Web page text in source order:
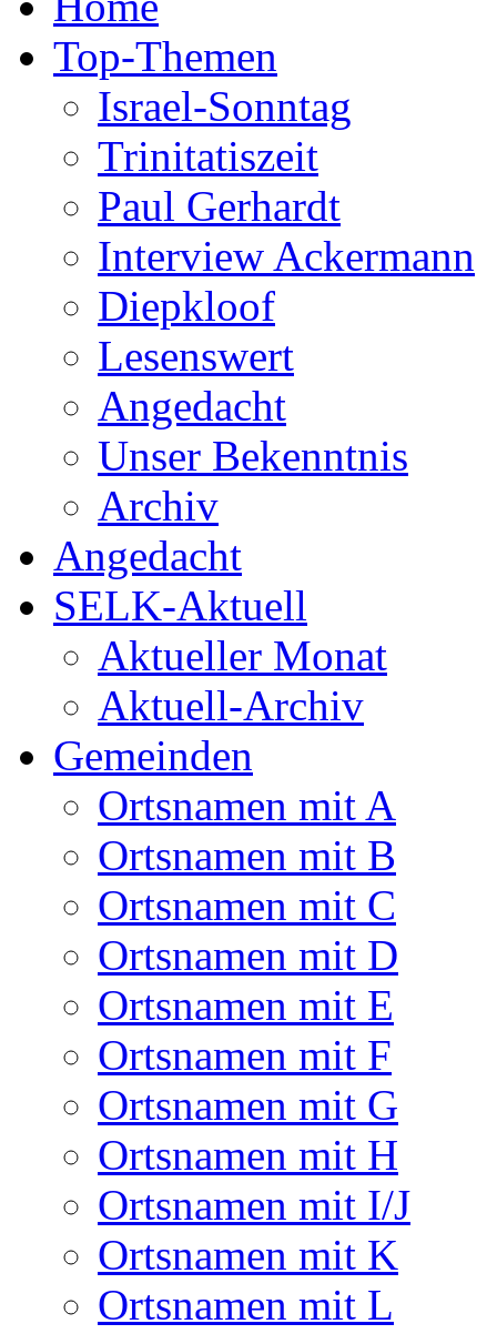
Top-Themen
Israel-Sonntag
Trinitatiszeit
Paul Gerhardt
Interview Ackermann
Diepkloof
Lesenswert
Angedacht
Unser Bekenntnis
Archiv
Angedacht
SELK-Aktuell
Aktueller Monat
Aktuell-Archiv
Gemeinden
Ortsnamen mit A
Ortsnamen mit B
Ortsnamen mit C
Ortsnamen mit D
Ortsnamen mit E
Ortsnamen mit F
Ortsnamen mit G
Ortsnamen mit H
Ortsnamen mit I/J
Ortsnamen mit K
Ortsnamen mit L